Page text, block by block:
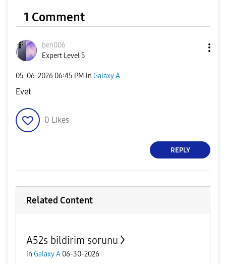
1 Comment
ben006
Expert Level 5
‎05-06-2026 06:45 PM in Galaxy A
Evet
0 Likes
REPLY
Related Content
A52s bildirim sorunu
in Galaxy A 06-30-2026